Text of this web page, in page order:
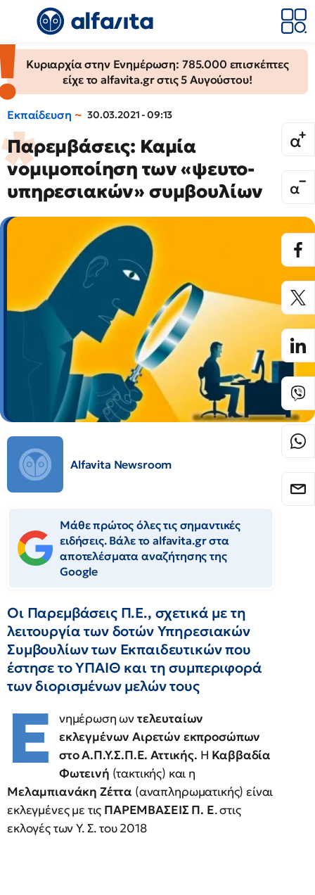
Κυριαρχία στην Ενημέρωση: 785.000 επισκέπτες
είχε το alfavita.gr στις 5 Αυγούστου!
Εκπαίδευση 30.03.2021 - 09:13
Παρεμβάσεις: Καμία
νομιμοποίηση των «ψευτο-
υπηρεσιακών» συμβουλίων
Alfavita Newsroom
Μάθε πρώτος όλες τις σημαντικές
ειδήσεις. Βάλε το alfavita.gr στα
αποτελέσματα αναζήτησης της
Google
Οι Παρεμβάσεις Π.Ε., σχετικά με τη
λειτουργία των δοτών Υπηρεσιακών
Συμβουλίων των Εκπαιδευτικών που
έστησε το ΥΠΑΙΘ και τη συμπεριφορά
των διορισμένων μελών τους
Ε νημέρωση ωντελευταίων
εκλεγμένων Αιρετών εκπροσώπων
στο Α.Π.Υ.Σ.Π.Ε. Αττικής. Η Καββαδία
Φωτεινή (τακτικής) και η
Μελαμπιανάκη Ζέττα (αναπληρωματικής) είναι
εκλεγμένες με τις ΠΑΡΕΜΒΑΣΕΙΣ Π. Ε. στις
εκλογές των Υ. Σ. του 2018